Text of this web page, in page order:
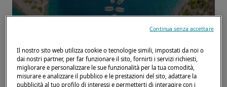
Home page Rivenditori ODC MARKETING LIMITED
Il nostro sito web utilizza cookie o tecnologie simili, impostati da noi o
dai nostri partner, per far funzionare il sito, fornirti i servizi richiesti,
migliorare e personalizzare le sue funzionalità per la tua comodità,
misurare e analizzare il pubblico e le prestazioni del sito, adattare la
pubblicità al tuo profilo di interessi e permetterti di interagire con i
Continua senza accettare